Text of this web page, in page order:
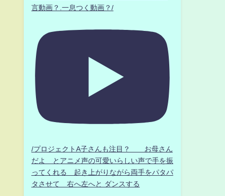
言動画？.一息つく動画？/
/プロジェクトA子さんも注目？ お母さん
だよ とアニメ声の可愛いらしい声で手を振
ってくれる 起き上がりながら両手をパタパ
タさせて 右へ左へと ダンスする